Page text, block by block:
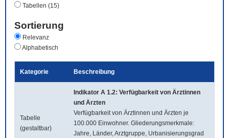
Tabellen (15)
Sortierung
Relevanz
Alphabetisch
Kategorie Beschreibung
Tabelle
(gestaltbar)
Indikator A 1.2: Verfügbarkeit von Ärztinnen
und Ärzten
Verfügbarkeit von Ärztinnen und Ärzten je
100.000 Einwohner. Gliederungsmerkmale:
Jahre, Länder, Arztgruppe, Urbanisierungsgrad